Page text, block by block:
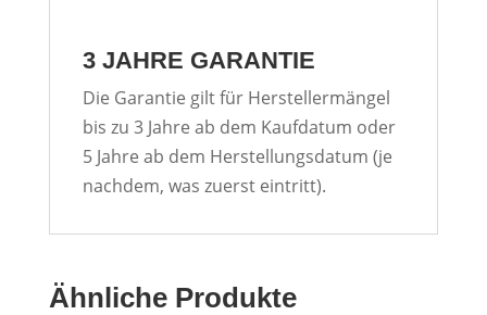
3 JAHRE GARANTIE
Die Garantie gilt für Herstellermängel
bis zu 3 Jahre ab dem Kaufdatum oder
5 Jahre ab dem Herstellungsdatum (je
nachdem, was zuerst eintritt).
Ähnliche Produkte